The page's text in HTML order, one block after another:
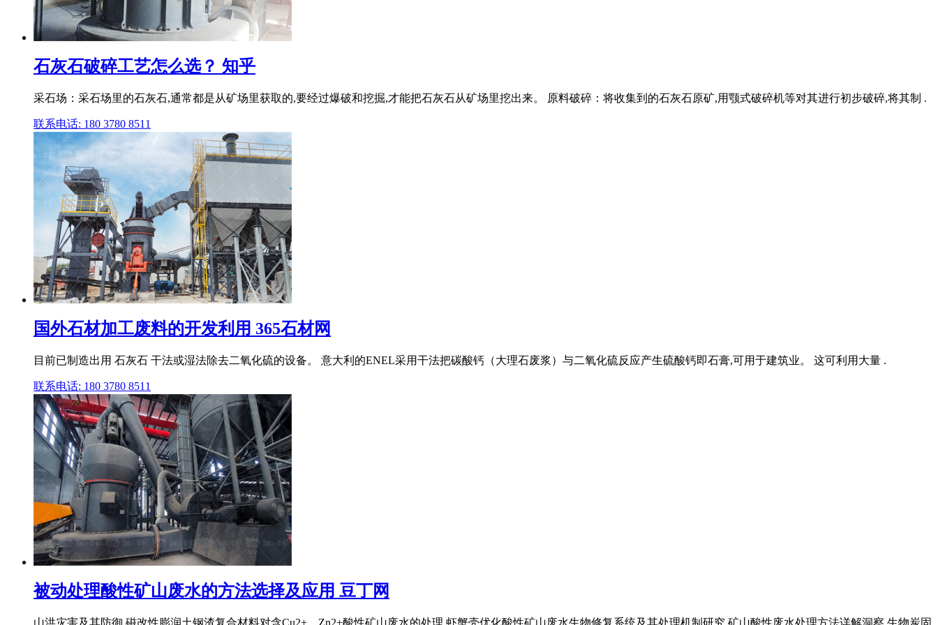
石灰石破碎工艺怎么选？ 知乎
采石场：采石场里的石灰石,通常都是从矿场里获取的,要经过爆破和挖掘,才能把石灰石从矿场里挖出来。 原料破碎：将收集到的石灰石原矿,用颚式破碎机等对其进行初步破碎,将其制 .
联系电话: 180 3780 8511
国外石材加工废料的开发利用 365石材网
目前已制造出用 石灰石 干法或湿法除去二氧化硫的设备。 意大利的ENEL采用干法把碳酸钙（大理石废浆）与二氧化硫反应产生硫酸钙即石膏,可用于建筑业。 这可利用大量 .
联系电话: 180 3780 8511
被动处理酸性矿山废水的方法选择及应用 豆丁网
山洪灾害及其防御 磁改性膨润土钢渣复合材料对含Cu2+、Zn2+酸性矿山废水的处理 虾蟹壳优化酸性矿山废水生物修复系统及其处理机制研究 矿山酸性废水处理方法详解洞察 生物炭固